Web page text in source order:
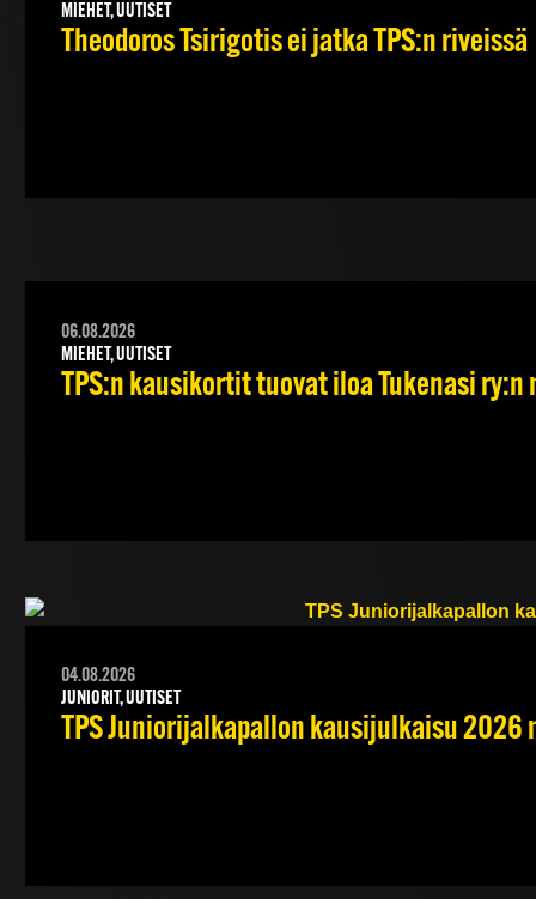
MIEHET, UUTISET
Theodoros Tsirigotis ei jatka TPS:n riveissä
06.08.2026
MIEHET, UUTISET
TPS:n kausikortit tuovat iloa Tukenasi
04.08.2026
JUNIORIT, UUTISET
TPS Juniorijalkapallon kausijulkaisu 2026